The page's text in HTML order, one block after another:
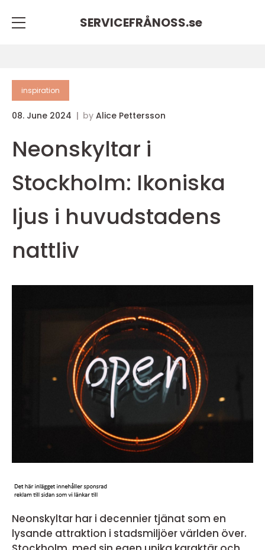
SERVICEFRÅNOSS.se
inspiration
08. June 2024 by Alice Pettersson
Neonskyltar i
Stockholm: Ikoniska
ljus i huvudstadens
nattliv
Neonskyltar har i decennier tjänat som en
lysande attraktion i stadsmiljöer världen över.